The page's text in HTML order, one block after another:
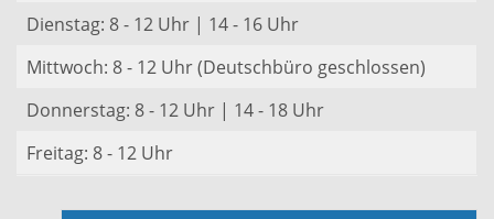
Dienstag: 8 - 12 Uhr | 14 - 16 Uhr
Mittwoch: 8 - 12 Uhr (Deutschbüro geschlossen)
Donnerstag: 8 - 12 Uhr | 14 - 18 Uhr
Freitag: 8 - 12 Uhr